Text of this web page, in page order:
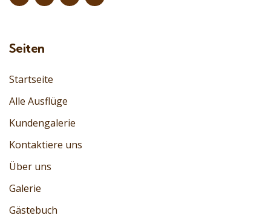
Seiten
Startseite
Alle Ausflüge
Kundengalerie
Kontaktiere uns
Über uns
Galerie
Gästebuch